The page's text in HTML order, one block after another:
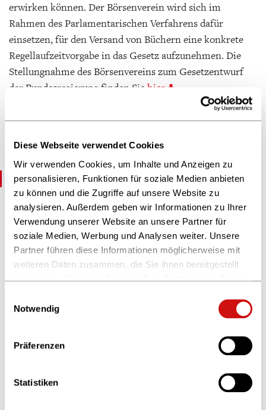
Diese Webseite verwendet Cookies
Wir verwenden Cookies, um Inhalte und Anzeigen zu
personalisieren, Funktionen für soziale Medien anbieten
zu können und die Zugriffe auf unsere Website zu
analysieren. Außerdem geben wir Informationen zu Ihrer
Verwendung unserer Website an unsere Partner für
soziale Medien, Werbung und Analysen weiter. Unsere
Partner führen diese Informationen möglicherweise mit
weiteren Daten zusammen, die Sie ihnen bereitgestellt
haben oder die sie im Rahmen Ihrer Nutzung der Dienste
Weitere Informationen finden Sie in unserer
Notwendig
Präferenzen
Statistiken
erwirken können. Der Börsenverein wird sich im
Rahmen des Parlamentarischen Verfahrens dafür
einsetzen, für den Versand von Büchern eine konkrete
Regellaufzeitvorgabe in das Gesetz aufzunehmen. Die
Stellungnahme des Börsenvereins zum Gesetzentwurf
der Bundesregierung finden Sie hier
Postgesetz finden Siehier .
Weitere Themen
E-Commerce
Wie Sie sich durch Verwendung unserer
Widerrufsbelehrung und Muster-AGB vor
Abmahnungen im Bereich des E-Commerce
schützen können
Alle Erstinverkehrbringer, die Verpackungsmaterial
an Endkunden ausgeben, müssen sich bei der
und einen V